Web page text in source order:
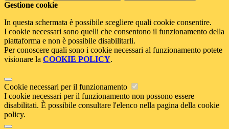
Gestione cookie
In questa schermata è possibile scegliere quali cookie consentire.
I cookie necessari sono quelli che consentono il funzionamento della
piattaforma e non è possibile disabilitarli.
Per conoscere quali sono i cookie necessari al funzionamento potete
visionare la COOKIE POLICY.
Cookie necessari per il funzionamento
I cookie necessari per il funzionamento non possono essere
disabilitati. È possibile consultare l'elenco nella pagina della cookie
policy.